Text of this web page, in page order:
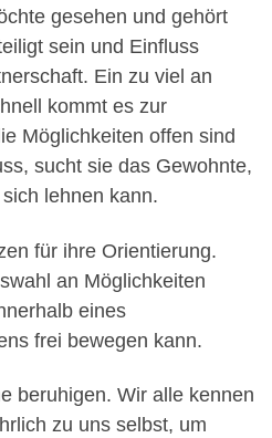
gesehen und gehört
sein und Einfluss
Ein zu viel an
kommt es zur
Möglichkeiten offen sind
sucht sie das Gewohnte,
lehnen kann.
für ihre Orientierung.
an Möglichkeiten
eines
frei bewegen kann.
beruhigen. Wir alle kennen
zu uns selbst, um